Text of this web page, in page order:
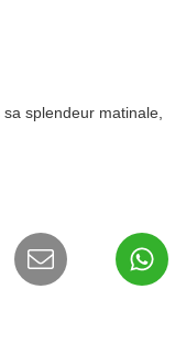
splendeur matinale,